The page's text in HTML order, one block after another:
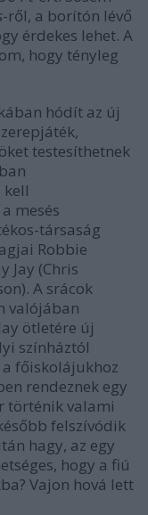
-ről, a borítón lévő
érdekes lehet. A
hogy tényleg
hódít az új
testesíthetnek
kell
mesés
társaság
Robbie
Jay (Chris
A srácok
valójában
ötletére új
színháztól
főiskolájukhoz
rendeznek egy
történik valami
felszívódik
hagy, az egy
hogy a fiú
Vajon hová lett